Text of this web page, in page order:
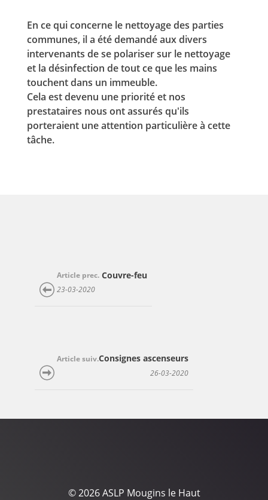
En ce qui concerne le nettoyage des parties
communes, il a été demandé aux divers
intervenants de se polariser sur le nettoyage
et la désinfection de tout ce que les mains
touchent dans un immeuble.
Cela est devenu une priorité et nos
prestataires nous ont assurés qu'ils
porteraient une attention particulière à cette
tâche.
Article prec.Couvre-feu
23-03-2020
Article suiv.Consignes ascenseurs
26-03-2020
© 2026 ASLP Mougins le Haut